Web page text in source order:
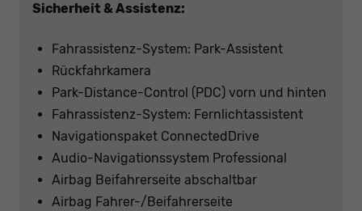
Sicherheit & Assistenz:
Fahrassistenz-System: Park-Assistent
Rückfahrkamera
Park-Distance-Control (PDC) vorn und hinten
Fahrassistenz-System: Fernlichtassistent
Navigationspaket ConnectedDrive
Audio-Navigationssystem Professional
Airbag Beifahrerseite abschaltbar
Airbag Fahrer-/Beifahrerseite